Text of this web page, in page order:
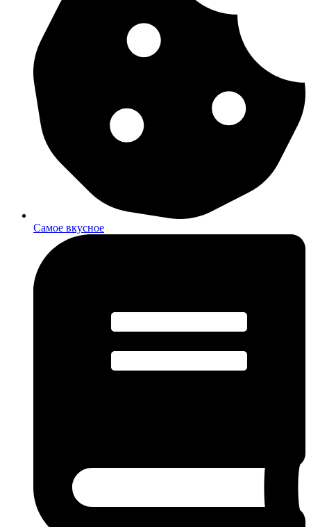
Самое вкусное